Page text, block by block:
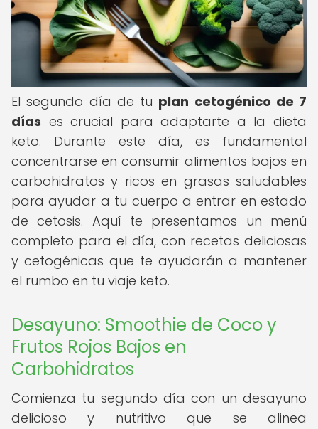
El segundo día de tu plan cetogénico de 7
días es crucial para adaptarte a la dieta
keto. Durante este día, es fundamental
concentrarse en consumir alimentos bajos en
carbohidratos y ricos en grasas saludables
para ayudar a tu cuerpo a entrar en estado
de cetosis. Aquí te presentamos un menú
completo para el día, con recetas deliciosas
y cetogénicas que te ayudarán a mantener
el rumbo en tu viaje keto.
Desayuno: Smoothie de Coco y
Frutos Rojos Bajos en
Carbohidratos
Comienza tu segundo día con un desayuno
delicioso y nutritivo que se alinea